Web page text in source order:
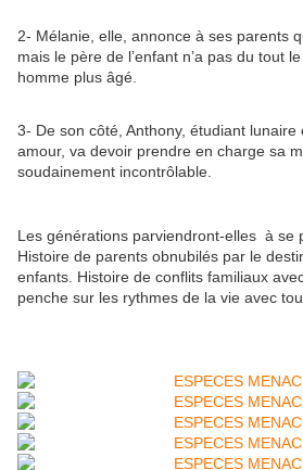
2- Mélanie, elle, annonce à ses parents
mais le père de l’enfant n’a pas du tout
homme plus âgé.
3- De son côté, Anthony, étudiant lunaire
amour, va devoir prendre en charge sa
soudainement incontrôlable.
Les générations parviendront-elles à se
Histoire de parents obnubilés par le
enfants. Histoire de conflits familiaux
penche sur les rythmes de la vie avec